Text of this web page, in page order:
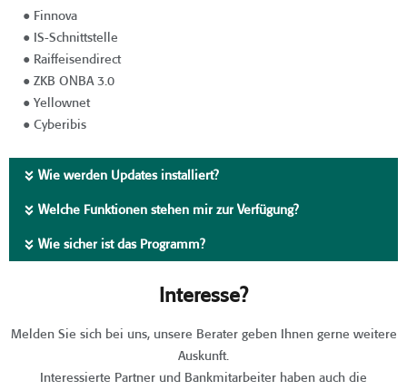
● Finnova
● IS-Schnittstelle
● Raiffeisendirect
● ZKB ONBA 3.0
● Yellownet
● Cyberibis
Wie werden Updates installiert?
Welche Funktionen stehen mir zur Verfügung?
Wie sicher ist das Programm?
Interesse?
Melden Sie sich bei uns, unsere Berater geben Ihnen gerne weitere
Auskunft.
Interessierte Partner und Bankmitarbeiter haben auch die